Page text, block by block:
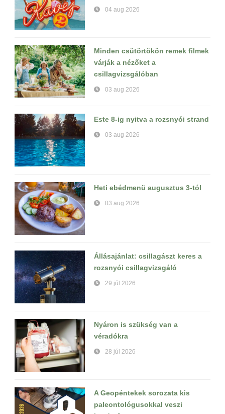
04 aug 2026
Minden csütörtökön remek filmek
várják a nézőket a
csillagvizsgálóban
03 aug 2026
Este 8-ig nyitva a rozsnyói strand
03 aug 2026
Heti ebédmenü augusztus 3-tól
03 aug 2026
Állásajánlat: csillagászt keres a
rozsnyói csillagvizsgáló
29 júl 2026
Nyáron is szükség van a
véradókra
28 júl 2026
A Geopéntekek sorozata kis
paleontológusokkal veszi